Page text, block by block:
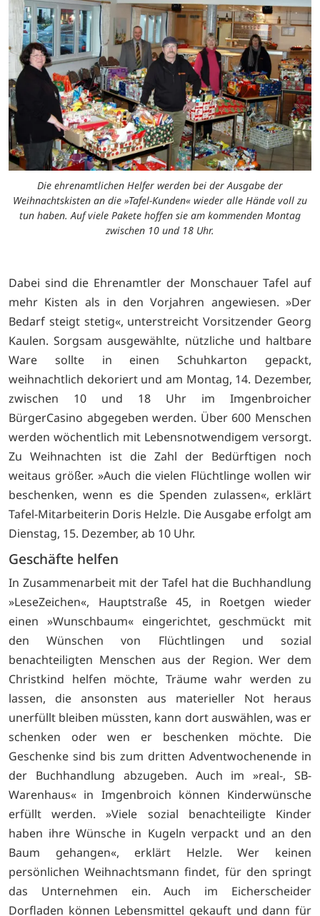
Die ehrenamtlichen Helfer werden bei der Ausgabe der
Weihnachtskisten an die »Tafel-Kunden« wieder alle Hände voll zu
tun haben. Auf viele Pakete hoffen sie am kommenden Montag
zwischen 10 und 18 Uhr.
Dabei sind die Ehrenamtler der Monschauer Tafel auf
mehr Kisten als in den Vorjahren angewiesen. »Der
Bedarf steigt stetig«, unterstreicht Vorsitzender Georg
Kaulen. Sorgsam ausgewählte, nützliche und haltbare
Ware sollte in einen Schuhkarton gepackt,
weihnachtlich dekoriert und am Montag, 14. Dezember,
zwischen 10 und 18 Uhr im Imgenbroicher
BürgerCasino abgegeben werden. Über 600 Menschen
werden wöchentlich mit Lebensnotwendigem versorgt.
Zu Weihnachten ist die Zahl der Bedürftigen noch
weitaus größer. »Auch die vielen Flüchtlinge wollen wir
beschenken, wenn es die Spenden zulassen«, erklärt
Tafel-Mitarbeiterin Doris Helzle. Die Ausgabe erfolgt am
Dienstag, 15. Dezember, ab 10 Uhr.
Geschäfte helfen
In Zusammenarbeit mit der Tafel hat die Buchhandlung
»LeseZeichen«, Hauptstraße 45, in Roetgen wieder
einen »Wunschbaum« eingerichtet, geschmückt mit
den Wünschen von Flüchtlingen und sozial
benachteiligten Menschen aus der Region. Wer dem
Christkind helfen möchte, Träume wahr werden zu
lassen, die ansonsten aus materieller Not heraus
unerfüllt bleiben müssten, kann dort auswählen, was er
schenken oder wen er beschenken möchte. Die
Geschenke sind bis zum dritten Adventwochenende in
der Buchhandlung abzugeben. Auch im »real-, SB-
Warenhaus« in Imgenbroich können Kinderwünsche
erfüllt werden. »Viele sozial benachteiligte Kinder
haben ihre Wünsche in Kugeln verpackt und an den
Baum gehangen«, erklärt Helzle. Wer keinen
persönlichen Weihnachtsmann findet, für den springt
das Unternehmen ein. Auch im Eicherscheider
Dorfladen können Lebensmittel gekauft und dann für